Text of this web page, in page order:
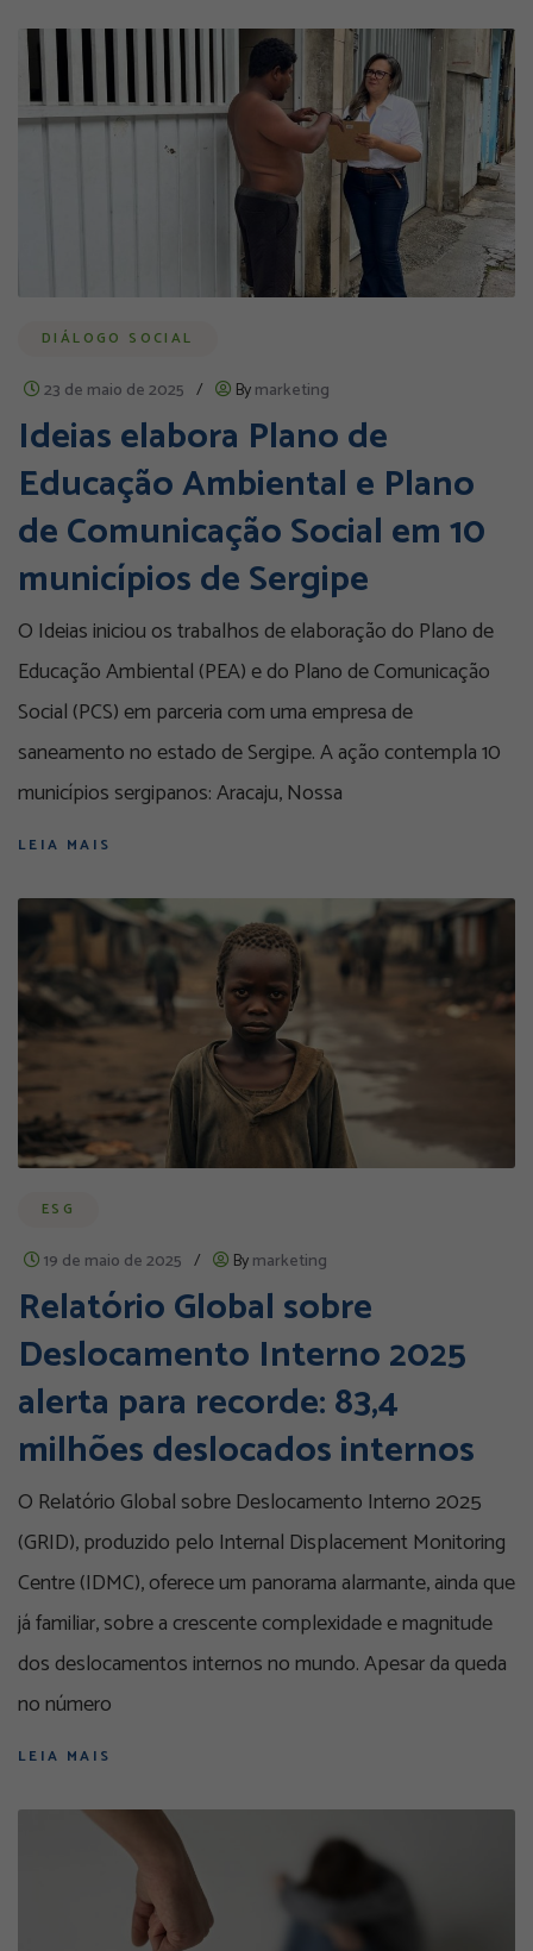
DIÁLOGO SOCIAL
23 de maio de 2025 / Bymarketing
Ideias elabora Plano de
Educação Ambiental e Plano
de Comunicação Social em 10
municípios de Sergipe
O Ideias iniciou os trabalhos de elaboração do Plano de
Educação Ambiental (PEA) e do Plano de Comunicação
Social (PCS) em parceria com uma empresa de
saneamento no estado de Sergipe. A ação contempla 10
municípios sergipanos: Aracaju, Nossa
LEIA MAIS
ESG
19 de maio de 2025 / Bymarketing
Relatório Global sobre
Deslocamento Interno 2025
alerta para recorde: 83,4
milhões deslocados internos
O Relatório Global sobre Deslocamento Interno 2025
(GRID), produzido pelo Internal Displacement Monitoring
Centre (IDMC), oferece um panorama alarmante, ainda que
já familiar, sobre a crescente complexidade e magnitude
dos deslocamentos internos no mundo. Apesar da queda
no número
LEIA MAIS